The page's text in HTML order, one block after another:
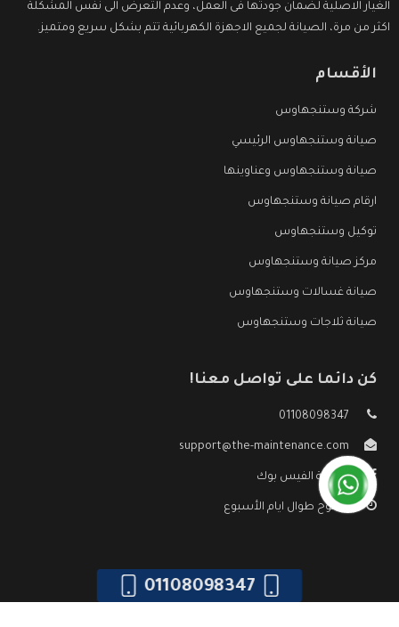
الغيار الاصلية لضمان جودتها فى العمل، وعدم التعرض الى نفس المشكلة
اكثر من مرة، الصيانة لجميع الاجهزة الكهربائية تتم بشكل سريع ومتميز.
الأقسام
شركة وستنجهاوس
صيانة وستنجهاوس الرئيسي
صيانة وستنجهاوس وعناوينها
ارقام صيانة وستنجهاوس
توكيل وستنجهاوس
مركز صيانة وستنجهاوس
صيانة غسالات وستنجهاوس
صيانة ثلاجات وستنجهاوس
كن دائما على تواصل معنا!
01108098347
support@the-maintenance.com
صفحة الفيس بوك
مفتوح طوال ايام الأسبوع
01108098347